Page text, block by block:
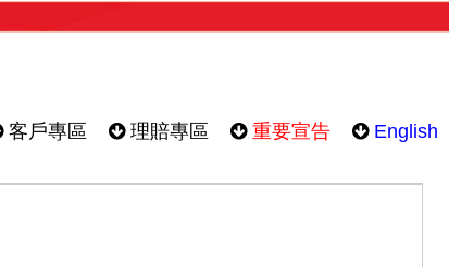
客戶專區 理賠專區 重要宣告 English